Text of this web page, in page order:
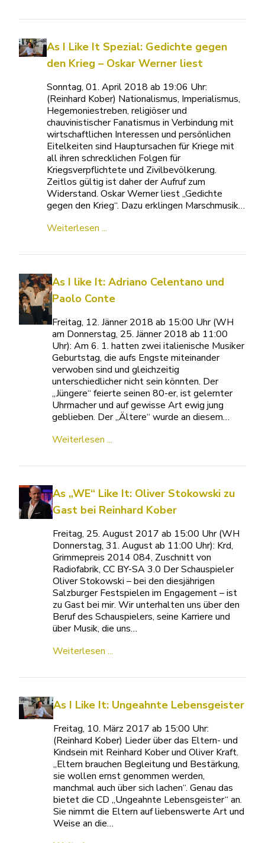
As I Like It Spezial: Gedichte gegen
den Krieg – Oskar Werner liest
Sonntag, 01. April 2018 ab 19:06 Uhr:
(Reinhard Kober) Nationalismus, Imperialismus,
Hegemoniestreben, religiöser und
chauvinistischer Fanatismus in Verbindung mit
wirtschaftlichen Interessen und persönlichen
Eitelkeiten sind Hauptursachen für Kriege mit
all ihren schrecklichen Folgen für
Kriegsverpflichtete und Zivilbevölkerung.
Zeitlos gültig ist daher der Aufruf zum
Widerstand. Oskar Werner liest „Gedichte
gegen den Krieg“. Dazu erklingen Marschmusik…
Weiterlesen ...
As I like It: Adriano Celentano und
Paolo Conte
Freitag, 12. Jänner 2018 ab 15:00 Uhr (WH
am Donnerstag, 25. Jänner 2018 ab 11:00
Uhr): Am 6. 1. hatten zwei italienische Musiker
Geburtstag, die aufs Engste miteinander
verwoben sind und gleichzeitig
unterschiedlicher nicht sein könnten. Der
„Jüngere“ feierte seinen 80-er, ist gelernter
Uhrmacher und auf gewisse Art ewig jung
geblieben. Der „Ältere“ wurde an diesem…
Weiterlesen ...
As „WE“ Like It: Oliver Stokowski zu
Gast bei Reinhard Kober
Freitag, 25. August 2017 ab 15:00 Uhr (WH
Donnerstag, 31. August ab 11:00 Uhr): Krd,
Grimmepreis 2014 084, Zuschnitt von
Radiofabrik, CC BY-SA 3.0 Der Schauspieler
Oliver Stokowski – bei den diesjährigen
Salzburger Festspielen im Engagement – ist
zu Gast bei mir. Wir unterhalten uns über den
Beruf des Schauspielers, seine Karriere und
über Musik, die uns…
Weiterlesen ...
As I Like It: Ungeahnte Lebensgeister
Freitag, 10. März 2017 ab 15:00 Uhr:
(Reinhard Kober) Lieder über das Eltern- und
Kindsein mit Reinhard Kober und Oliver Kraft.
„Eltern brauchen Begleitung und Bestärkung,
sie wollen ernst genommen werden,
manchmal auch über sich lachen“. Genau das
bietet die CD „Ungeahnte Lebensgeister“ an.
Sie nimmt die Eltern auf liebenswerte Art und
Weise an die…